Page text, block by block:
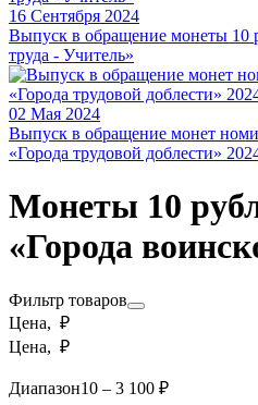
16 Сентября 2024
Выпуск в обращение монеты 10
труда - Учитель»
02 Мая 2024
Выпуск в обращение монет
«Города трудовой доблести»
Монеты 10
«Города
Фильтр товаров
Цена, ₽
Цена, ₽
Диапазон10 – 3 100 ₽